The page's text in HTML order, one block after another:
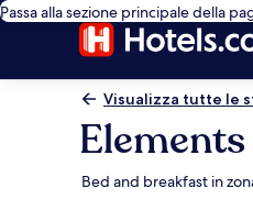
Passa alla sezione principale della
Visualizza tutte le
Bed and breakfast in